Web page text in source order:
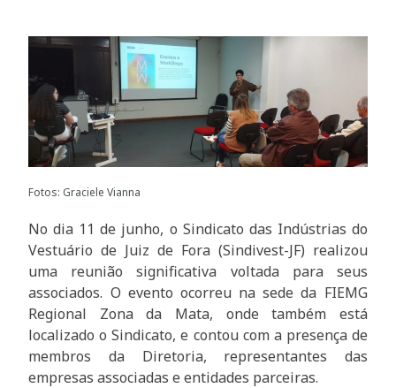
Fotos: Graciele Vianna
No dia 11 de junho, o Sindicato das Indústrias do
Vestuário de Juiz de Fora (Sindivest-JF) realizou
uma reunião significativa voltada para seus
associados. O evento ocorreu na sede da FIEMG
Regional Zona da Mata, onde também está
localizado o Sindicato, e contou com a presença de
membros da Diretoria, representantes das
empresas associadas e entidades parceiras.